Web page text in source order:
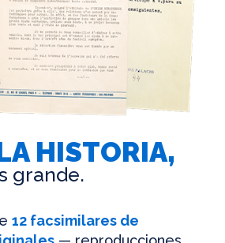
HISTORIA,
grande.
12 facsimilares de